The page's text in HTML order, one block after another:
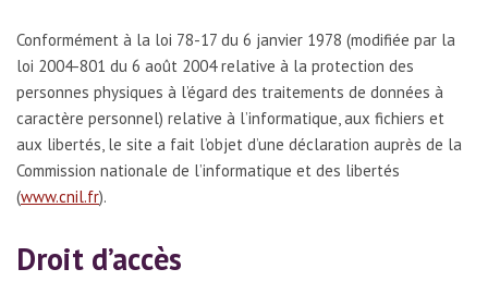
Conformément à la loi 78-17 du 6 janvier 1978 (modifiée par la
loi 2004-801 du 6 août 2004 relative à la protection des
personnes physiques à l’égard des traitements de données à
caractère personnel) relative à l’informatique, aux fichiers et
aux libertés, le site a fait l’objet d’une déclaration auprès de la
Commission nationale de l’informatique et des libertés
(www.cnil.fr).
Droit d’accès